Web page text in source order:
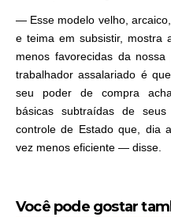
— Esse modelo velho,
e teima em subsistir, mostra
menos favorecidas da
trabalhador assalariado é
seu poder de compra
básicas subtraídas de
controle de Estado que, dia
vez menos eficiente — disse.
Você pode gostar